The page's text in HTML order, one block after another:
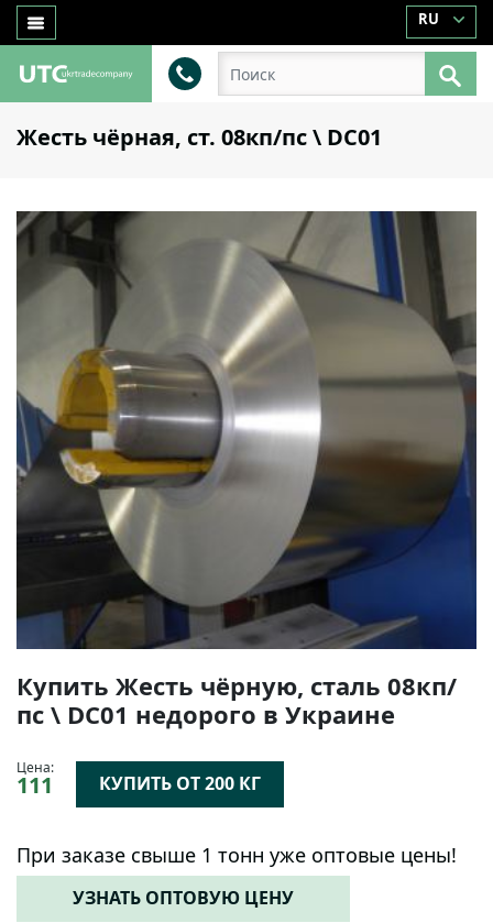
RU
Жесть чёрная, ст. 08кп/пс \ DC01
Купить Жесть чёрную, сталь 08кп/
пс \ DC01 недорого в Украине
Цена:
111 КУПИТЬ ОТ 200 КГ
При заказе свыше 1 тонн уже оптовые цены!
УЗНАТЬ ОПТОВУЮ ЦЕНУ